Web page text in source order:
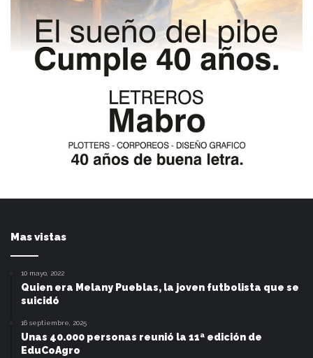
Mas vistas
10 mayo, 2022
Quien era Melany Pueblas, la joven futbolista que se
suicidó
16 septiembre, 2025
Unas 40.000 personas reunió la 11ª edición de
EduCoAgro